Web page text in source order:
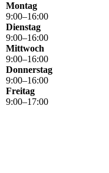
Montag
9:00–16:00
Dienstag
9:00–16:00
Mittwoch
9:00–16:00
Donnerstag
9:00–16:00
Freitag
9:00–17:00